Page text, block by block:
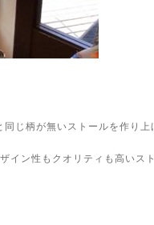
じ柄が無いストールを作り上
イン性もクオリティも高いス